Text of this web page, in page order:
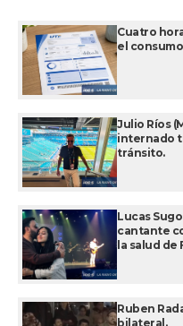
Cuatro
el
Julio Ríos
internado
tránsito.
Lucas
cantante
la salud de
Ruben
bilateral.